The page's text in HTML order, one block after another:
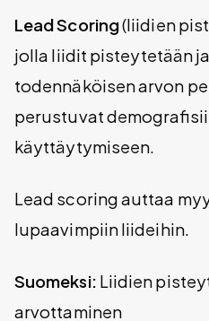
Lead Scoring(liidien
jolla liidit pisteytetään
todennäköisen arvon
perustuvat
käyttäytymiseen.
Lead scoring auttaa
lupaavimpiin liideihin.
Suomeksi: Liidien
arvottaminen